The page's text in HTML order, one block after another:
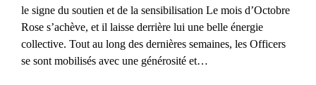
le signe du soutien et de la sensibilisation Le mois d’Octobre
Rose s’achève, et il laisse derrière lui une belle énergie
collective. Tout au long des dernières semaines, les Officers
se sont mobilisés avec une générosité et…